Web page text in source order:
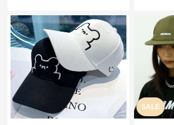
SALE